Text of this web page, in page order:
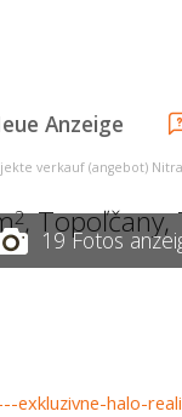
Anzeige
verkauf (angebot) Nitra
2,Topoľčany,
19 Fotos